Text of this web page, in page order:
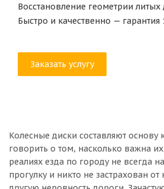
Восстановление геометрии литых
Быстро и качественно — гарантия
Заказать услугу
Колесные диски составляют основу
говорить о том, насколько важна
реалиях езда по городу не всегда
прогулку и никто не застрахован